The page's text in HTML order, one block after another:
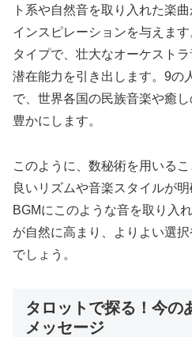
ト系や自然音を取り入れた楽
インスピレーションを与えま
タイプで、壮大なオーケスト
潜在能力を引き出します。9の
で、世界各国の民族音楽や癒
豊かにします。
このように、数秘術を用いる
良いリズムや音楽スタイルが
BGMにこのような音を取り入
が自然に高まり、よりよい選
でしょう。
タロットで探る！今の
メッセージ